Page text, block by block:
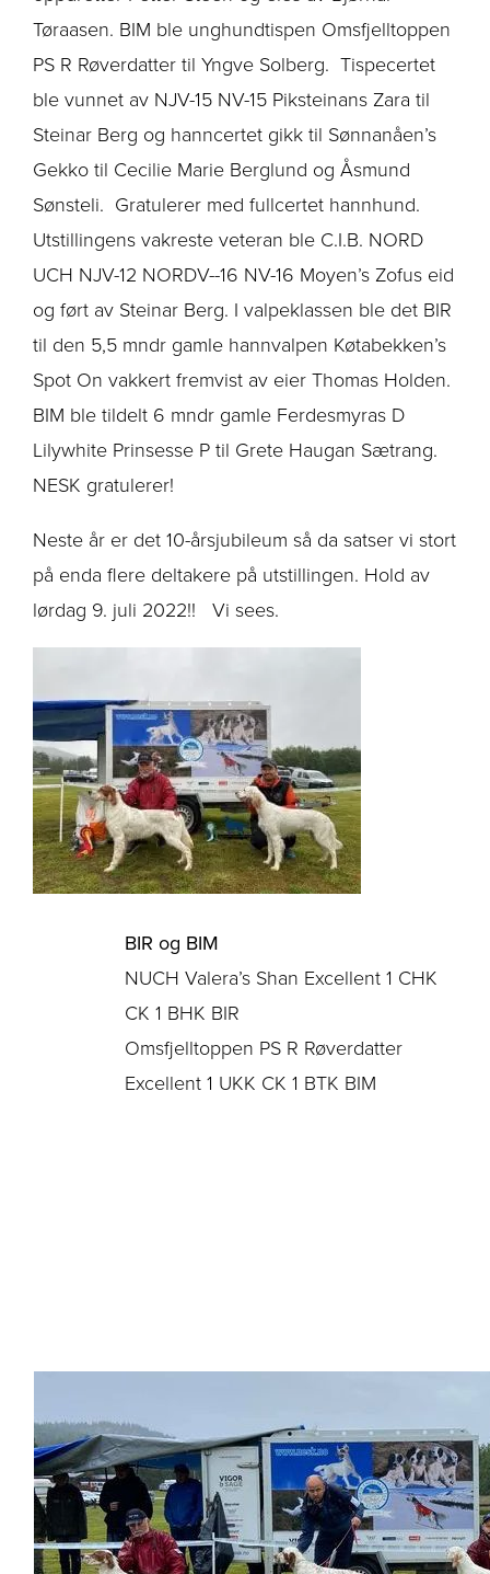
Tøraasen. BIM ble unghundtispen Omsfjelltoppen
PS R Røverdatter til Yngve Solberg. Tispecertet
ble vunnet av NJV-15 NV-15 Piksteinans Zara til
Steinar Berg og hanncertet gikk til Sønnanåen’s
Gekko til Cecilie Marie Berglund og Åsmund
Sønsteli. Gratulerer med fullcertet hannhund.
Utstillingens vakreste veteran ble C.I.B. NORD
UCH NJV-12 NORDV--16 NV-16 Moyen’s Zofus eid
og ført av Steinar Berg. I valpeklassen ble det BIR
til den 5,5 mndr gamle hannvalpen Køtabekken’s
Spot On vakkert fremvist av eier Thomas Holden.
BIM ble tildelt 6 mndr gamle Ferdesmyras D
Lilywhite Prinsesse P til Grete Haugan Sætrang.
NESK gratulerer!
Neste år er det 10-årsjubileum så da satser vi stort
på enda flere deltakere på utstillingen. Hold av
lørdag 9. juli 2022!! Vi sees.
BIR og BIM
NUCH Valera’s Shan Excellent 1 CHK
CK 1 BHK BIR
Omsfjelltoppen PS R Røverdatter
Excellent 1 UKK CK 1 BTK BIM